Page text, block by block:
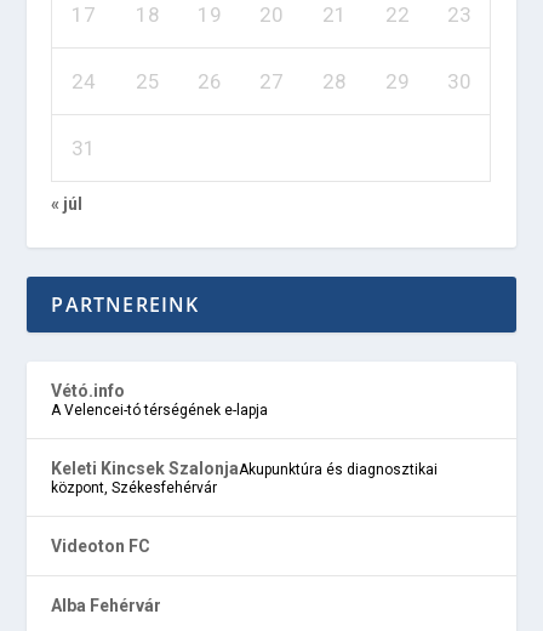
17 18 19 20 21 22 23
24 25 26 27 28 29 30
31
« júl
PARTNEREINK
Vétó.info
A Velencei-tó térségének e-lapja
Keleti Kincsek SzalonjaAkupunktúra és diagnosztikai
központ, Székesfehérvár
Videoton FC
Alba Fehérvár